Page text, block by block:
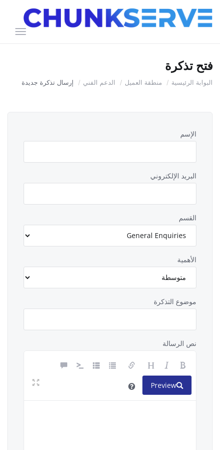
تبديل
فتح تذكرة
البوابة الرئيسية منطقة العميل الدعم الفني إرسال تذكرة جديدة
الإسم
البريد الإلكتروني
القسم
الأهمية
موضوع التذكرة
نص الرسالة
Preview